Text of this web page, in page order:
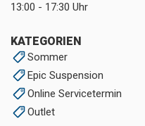
KATEGORIEN
Sommer
Epic Suspension
Online Servicetermin
Outlet
13:00 - 17:30 Uhr